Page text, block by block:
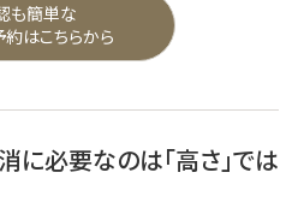
も簡単な
はこちらから
に必要なのは「高さ」では